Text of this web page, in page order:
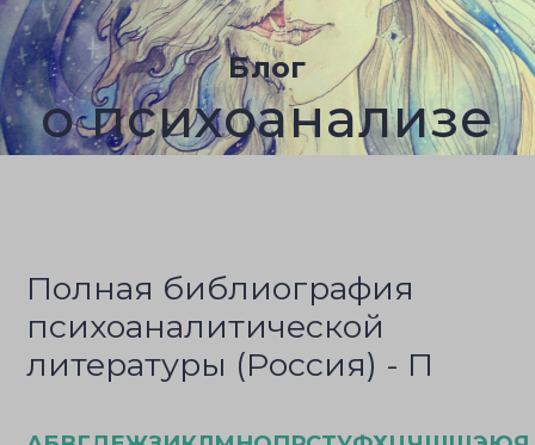
Блог
о психоанализе
Полная библиография
психоаналитической
литературы (Россия) - П